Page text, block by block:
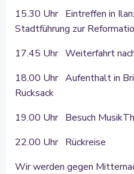
15.30 Uhr Eintreffen in
Stadtführung zur
17.45 Uhr Weiterfahrt
18.00 Uhr Aufenthalt in
Rucksack
19.00 Uhr Besuch
22.00 Uhr Rückreise
Wir werden gegen